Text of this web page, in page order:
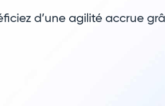
d’une agilité accrue